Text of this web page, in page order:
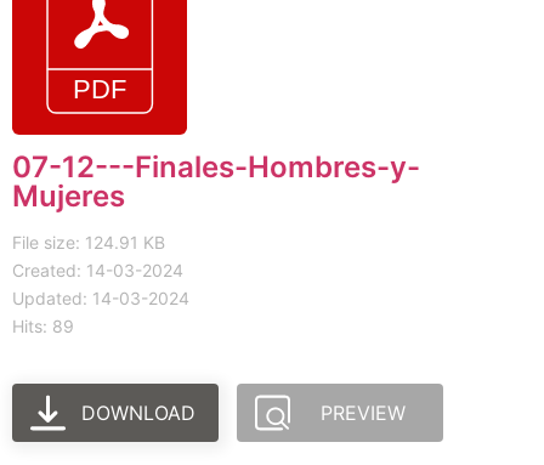
07-12---Finales-Hombres-y-
Mujeres
File size: 124.91 KB
Created: 14-03-2024
Updated: 14-03-2024
Hits: 89
DOWNLOAD PREVIEW